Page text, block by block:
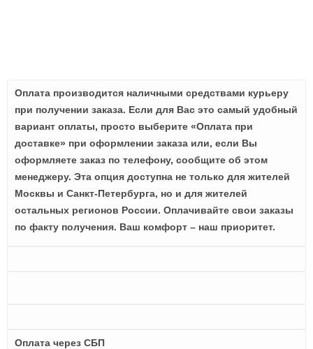
Оплата производится наличными средствами курьеру
при получении заказа. Если для Вас это самый удобный
вариант оплаты, просто выберите «Оплата при
доставке» при оформлении заказа или, если Вы
оформляете заказ по телефону, сообщите об этом
менеджеру. Эта опция доступна не только для жителей
Москвы и Санкт-Петербурга, но и для жителей
остальных регионов России. Оплачивайте свои заказы
по факту получения. Ваш комфорт – наш приоритет.
Оплата через СБП